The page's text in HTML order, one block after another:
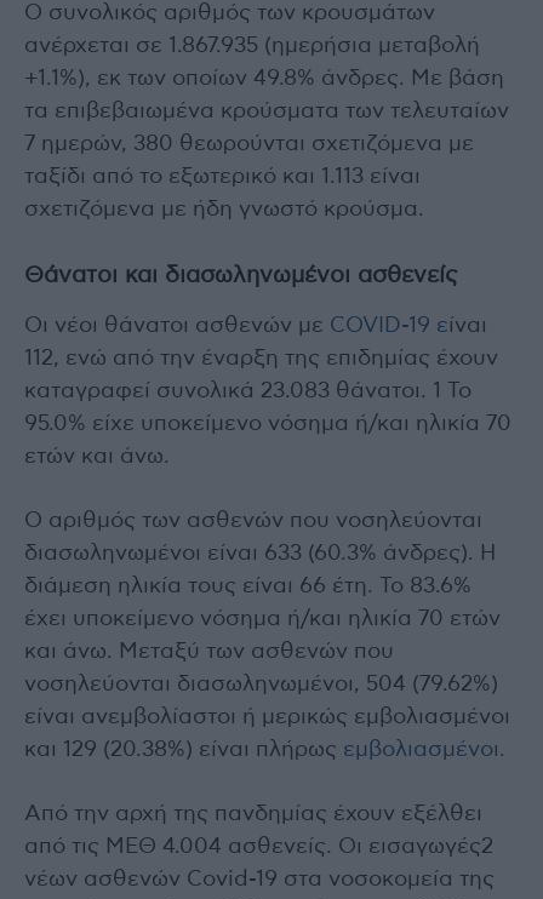
Ο συνολικός αριθμός των κρουσμάτων
ανέρχεται σε 1.867.935 (ημερήσια μεταβολή
+1.1%), εκ των οποίων 49.8% άνδρες. Με βάση
τα επιβεβαιωμένα κρούσματα των τελευταίων
7 ημερών, 380 θεωρούνται σχετιζόμενα με
ταξίδι από το εξωτερικό και 1.113 είναι
σχετιζόμενα με ήδη γνωστό κρούσμα.
Θάνατοι και διασωληνωμένοι ασθενείς
Οι νέοι θάνατοι ασθενών με COVID-19 είναι
112, ενώ από την έναρξη της επιδημίας έχουν
καταγραφεί συνολικά 23.083 θάνατοι. 1 Το
95.0% είχε υποκείμενο νόσημα ή/και ηλικία 70
ετών και άνω.
Ο αριθμός των ασθενών που νοσηλεύονται
διασωληνωμένοι είναι 633 (60.3% άνδρες). Η
διάμεση ηλικία τους είναι 66 έτη. To 83.6%
έχει υποκείμενο νόσημα ή/και ηλικία 70 ετών
και άνω. Μεταξύ των ασθενών που
νοσηλεύονται διασωληνωμένοι, 504 (79.62%)
είναι ανεμβολίαστοι ή μερικώς εμβολιασμένοι
και 129 (20.38%) είναι πλήρως εμβολιασμένοι.
Από την αρχή της πανδημίας έχουν εξέλθει
από τις ΜΕΘ 4.004 ασθενείς. Οι εισαγωγές2
νέων ασθενών Covid-19 στα νοσοκομεία της